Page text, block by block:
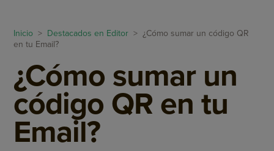
Inicio > Destacados en Editor > ¿Cómo sumar un código QR
en tu Email?
¿Cómo sumar un
código QR en tu
Email?